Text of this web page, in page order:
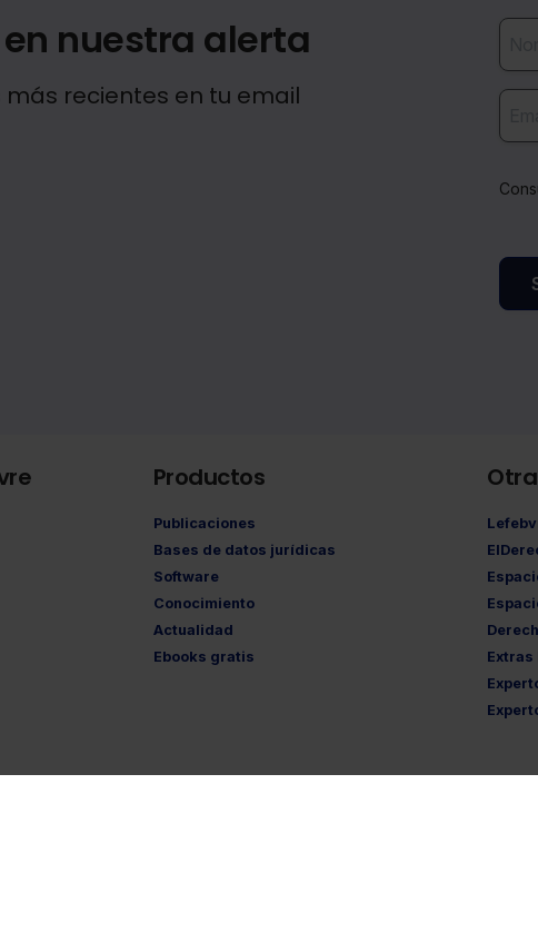
inspección tributaria, no es
pues la aceptación de la
nuestra alerta
más recientes en tu email
Productos
Publicaciones
Bases de datos jurídicas
Software
Conocimiento
Actualidad
Ebooks gratis
Extras